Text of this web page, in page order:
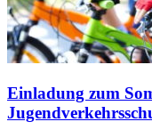
Einladung zum